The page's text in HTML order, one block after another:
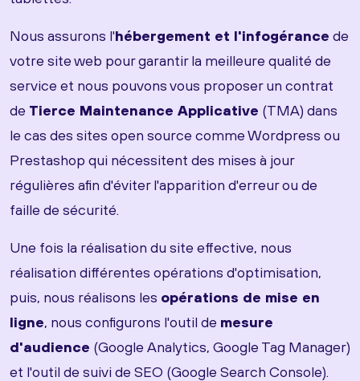
Nous assurons l'hébergement et l'infogérance de
votre site web pour garantir la meilleure qualité de
service et nous pouvons vous proposer un contrat
de Tierce Maintenance Applicative (TMA) dans
le cas des sites open source comme Wordpress ou
Prestashop qui nécessitent des mises à jour
régulières afin d'éviter l'apparition d'erreur ou de
faille de sécurité.
Une fois la réalisation du site effective, nous
réalisation différentes opérations d'optimisation,
puis, nous réalisons les opérations de mise en
ligne, nous configurons l'outil de mesure
d'audience (Google Analytics, Google Tag Manager)
et l'outil de suivi de SEO (Google Search Console).